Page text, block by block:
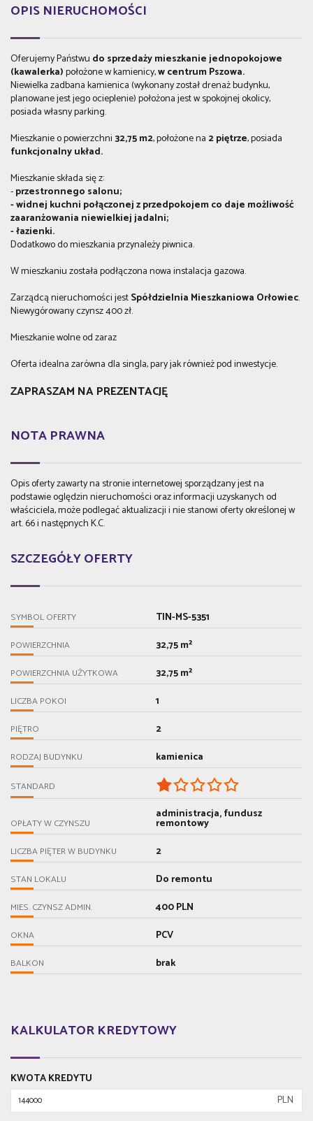
OPIS NIERUCHOMOŚCI
Oferujemy Państwu do sprzedaży mieszkanie jednopokojowe
(kawalerka)położone w kamienicy,w centrum Pszowa.
Niewielka zadbana kamienica (wykonany został drenaż budynku,
planowane jest jego ocieplenie) położona jest w spokojnej okolicy,
posiada własny parking.
Mieszkanie o powierzchni32,75 m2, położone na 2 piętrze, posiada
funkcjonalny układ.
Mieszkanie składa się z:
-przestronnego salonu;
- widnej kuchni połączonej z przedpokojem co daje możliwość
zaaranżowania niewielkiej jadalni;
- łazienki.
Dodatkowo do mieszkania przynależy piwnica.
W mieszkaniu została podłączona nowa instalacja gazowa.
Zarządcą nieruchomości jestSpółdzielnia Mieszkaniowa Orłowiec.
Niewygórowany czynsz 400 zł.
Mieszkanie wolne od zaraz
Oferta idealna zarówna dla singla, pary jak również pod inwestycje.
ZAPRASZAM NA PREZENTACJĘ
NOTA PRAWNA
Opis oferty zawarty na stronie internetowej sporządzany jest na
podstawie oględzin nieruchomości oraz informacji uzyskanych od
właściciela, może podlegać aktualizacji i nie stanowi oferty określonej w
art. 66 i następnych K.C.
SZCZEGÓŁY OFERTY
SYMBOL OFERTY TIN-MS-5351
POWIERZCHNIA 32,75 m²
POWIERZCHNIA UŻYTKOWA 32,75 m²
LICZBA POKOI 1
PIĘTRO 2
RODZAJ BUDYNKU kamienica
STANDARD
OPŁATY W CZYNSZU
administracja, fundusz
remontowy
LICZBA PIĘTER W BUDYNKU 2
STAN LOKALU Do remontu
MIES. CZYNSZ ADMIN. 400 PLN
OKNA PCV
BALKON brak
KALKULATOR KREDYTOWY
KWOTA KREDYTU
PLN